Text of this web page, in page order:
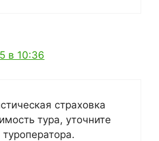
в 10:36
страховка
тура, уточните